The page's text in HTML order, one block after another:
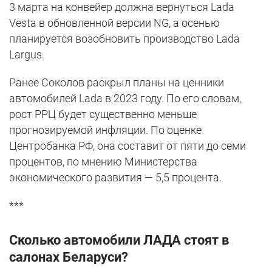
3 марта на конвейер должна вернуться Lada
Vesta в обновленной версии NG, а осенью
планируется возобновить производство Lada
Largus.
Ранее Соколов раскрыл планы на ценники
автомобилей Lada в 2023 году. По его словам,
рост РРЦ будет существенно меньше
прогнозируемой инфляции. По оценке
Центробанка РФ, она составит от пяти до семи
процентов, по мнению Министерства
экономического развития — 5,5 процента.
***
Сколько автомобили ЛАДА стоят в
салонах Беларуси?